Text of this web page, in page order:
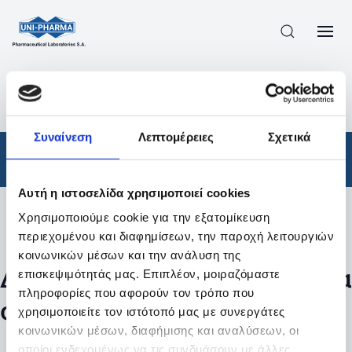
Συναίνεση Λεπτομέρειες Σχετικά
Αυτή η ιστοσελίδα χρησιμοποιεί cookies
Χρησιμοποιούμε cookie για την εξατομίκευση
περιεχομένου και διαφημίσεων, την παροχή λειτουργιών
κοινωνικών μέσων και την ανάλυση της
επισκεψιμότητάς μας. Επιπλέον, μοιραζόμαστε
πληροφορίες που αφορούν τον τρόπο που
χρησιμοποιείτε τον ιστότοπό μας με συνεργάτες
κοινωνικών μέσων, διαφήμισης και αναλύσεων, οι
οποίοι ενδεχομένως να τις συνδυάσουν με άλλες
ΠΡΟΪΟΝΤΑ
ΑΠΟΤΕΛΕΣΜΑΤΑ ΑΝΑΖΗΤΗΣΗΣ
Φάρμακα
Φίλτρα
Δεν βρέθηκαν προϊόντα με τα
συγκεκριμένα φίλτρα